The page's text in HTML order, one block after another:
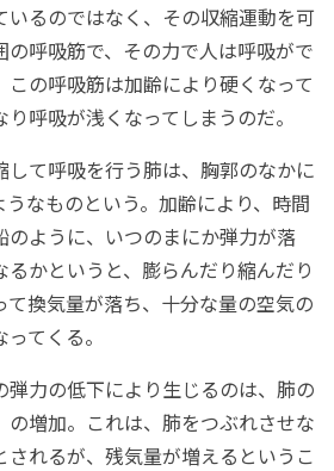
いるのではなく、その収縮運動を可
呼吸筋で、その力で人は呼吸がで
この呼吸筋は加齢により硬くなって
呼吸が浅くなってしまうのだ。
て呼吸を行う肺は、胸郭のなかに
なものという。加齢により、時間
のように、いつのまにか弾力が落
かというと、膨らんだり縮んだり
て換気量が落ち、十分な量の空気の
てくる。
力の低下により生じるのは、肺の
の増加。これは、肺をつぶれさせな
されるが、残気量が増えるというこ